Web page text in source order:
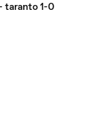
Playoff: Avellino - taranto 1-0